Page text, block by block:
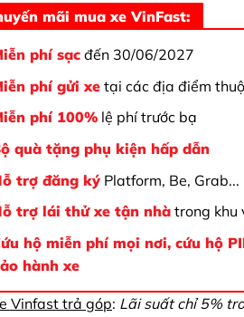
mãi mua xe VinFast:
phí sạc đến 30/06/2027
phí gửi xe tại các địa điểm
phí 100% lệ phí trước bạ
quà tặng phụ kiện hấp dẫn
trợ đăng ký Platform, Be, Grab...
trợ lái thử xe tận nhà trong khu
hộ miễn phí mọi nơi, cứu hộ
hành xe
Vinfast trả góp: Lãi suất chỉ 5%